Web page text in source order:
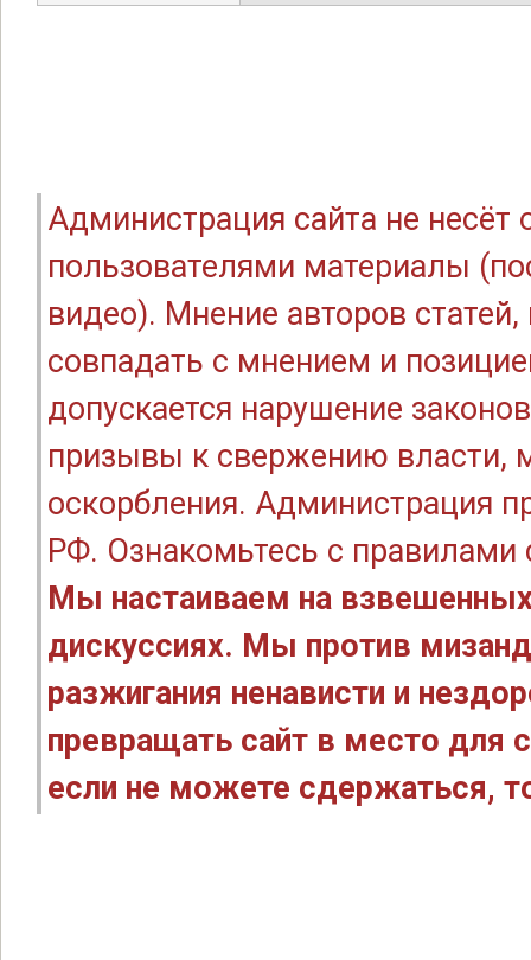
Администрация сайта не
пользователями материалы
видео). Мнение авторов
совпадать с мнением и
допускается нарушение
призывы к свержению власти,
оскорбления. Администрация
РФ. Ознакомьтесь с правилами
Мы настаиваем на
дискуссиях. Мы против
разжигания ненависти и
превращать сайт в место для
если не можете сдержаться,